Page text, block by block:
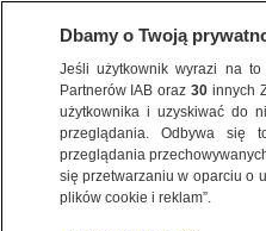
POLSKA
Dbamy o Twoją
Jeśli użytkownik wyrazi na
Partnerów IAB oraz30 innych
użytkownika i uzyskiwać do
przeglądania. Odbywa się
przeglądania
się przetwarzaniu w oparciu o
plików cookie i reklam”.